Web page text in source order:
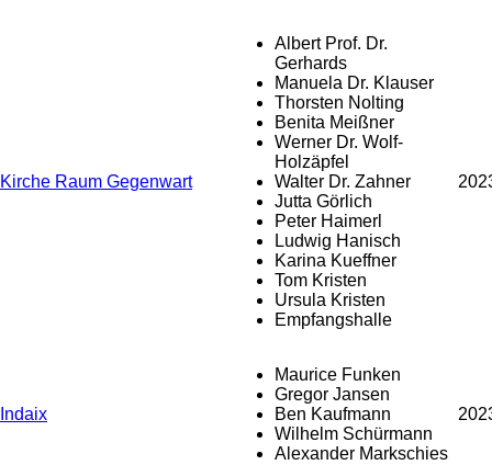
Kirche Raum Gegenwart
Albert Prof. Dr.
Gerhards
Manuela Dr. Klauser
Thorsten Nolting
Benita Meißner
Werner Dr. Wolf-
Holzäpfel
Walter Dr. Zahner
Jutta Görlich
Peter Haimerl
Ludwig Hanisch
Karina Kueffner
Tom Kristen
Ursula Kristen
Empfangshalle
Indaix
Maurice Funken
Gregor Jansen
Ben Kaufmann
Wilhelm Schürmann
Alexander Markschies